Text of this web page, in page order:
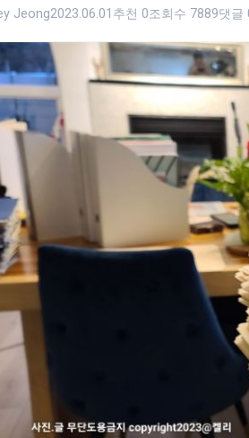
Jeong2023.06.01 추천 0조회수 7889댓글